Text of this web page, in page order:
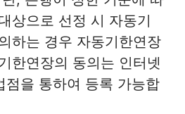
상으로 선정 시 자동기
하는 경우 자동기한연장
한연장의 동의는 인터넷
점을 통하여 등록 가능합